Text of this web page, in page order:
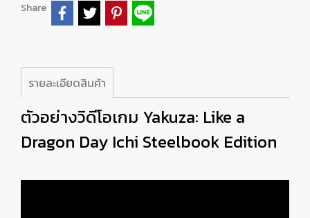
Share
รายละเอียดสินค้า
ตัวอย่างวิดีโอเกม Yakuza: Like a
Dragon Day Ichi Steelbook Edition